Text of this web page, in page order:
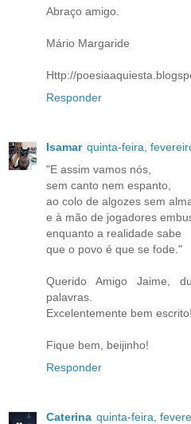
Abraço amigo.
Mário Margaride
Http://
Responder
Isamar quinta-feira,
"E assim vamos nós,
sem canto nem espanto,
ao colo de algozes sem
e à mão de jogadores
enquanto a realidade sabe
que o povo é que se fode."
Querido Amigo Jaime,
palavras.
Excelentemente bem
Fique bem, beijinho!
Responder
Caterina quinta-feira,